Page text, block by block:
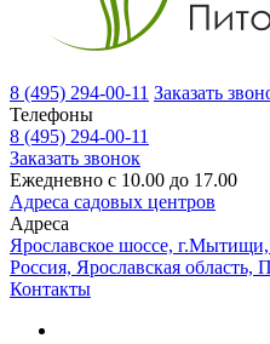
8 (495) 294-00-11 Заказать
Телефоны
8 (495) 294-00-11
Заказать звонок
Ежедневно с 10.00 до 17.00
Адреса садовых центров
Адреса
Ярославское шоссе,
Россия, Ярославская область,
Контакты